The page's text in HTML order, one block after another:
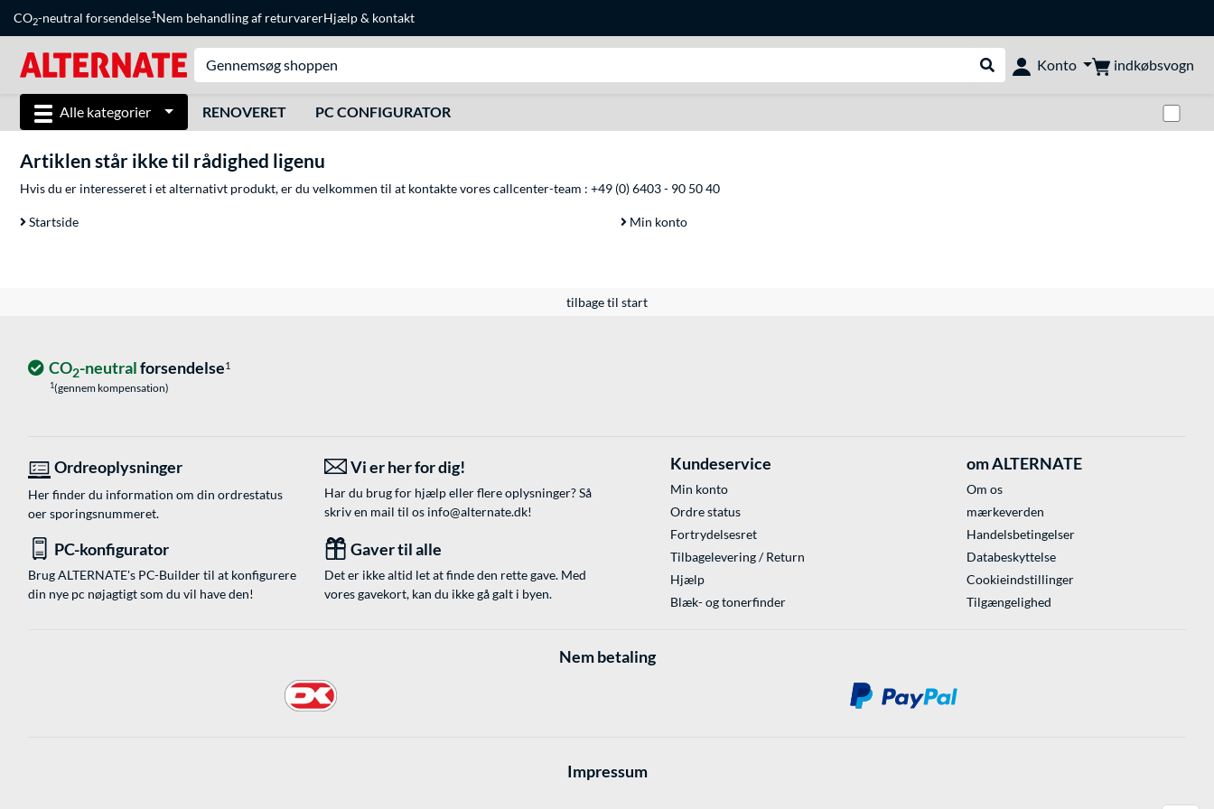
CO2-neutral forsendelse1Nem behandling af returvarerHjælp& kontakt
Udfør søgning
Konto indkøbsvogn
Alle kategorier RENOVERET PC CONFIGURATOR
Artiklen står ikke til rådighed ligenu
Hvis du er interesseret i et alternativt produkt, er du velkommen til at kontakte vores callcenter-team : +49 (0) 6403 - 90 50 40
Startside Min konto
tilbage til start
CO2-neutralforsendelse1
1(gennem kompensation)
Ordreoplysninger
Her finder du information om din ordrestatus
oer sporingsnummeret.
Vi er her for dig!
Har du brug for hjælp eller flere oplysninger? Så
skriv en mail til os info@alternate.dk!
PC-konfigurator
Brug ALTERNATE's PC-Builder til at konfigurere
din nye pc nøjagtigt som du vil have den!
Gaver til alle
Det er ikke altid let at finde den rette gave. Med
vores gavekort, kan du ikke gå galt i byen.
Kundeservice
Min konto
Ordre status
Fortrydelsesret
Tilbagelevering / Return
Hjælp
Blæk- og tonerfinder
om ALTERNATE
Om os
mærkeverden
Handelsbetingelser
Databeskyttelse
Cookieindstillinger
Tilgængelighed
Nem betaling
Impressum